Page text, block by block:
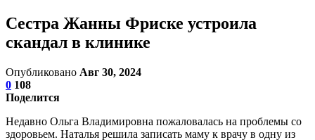
Сестра Жанны Фриске устроила
скандал в клинике
Опубликовано Авг 30, 2024
0 108
Поделится
Недавно Ольга Владимировна пожаловалась на проблемы со
здоровьем. Наталья решила записать маму к врачу в одну из